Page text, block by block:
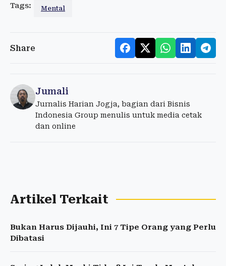
Tags: Mental
Share
Jumali
Jurnalis Harian Jogja, bagian dari Bisnis
Indonesia Group menulis untuk media cetak
dan online
Artikel Terkait
Bukan Harus Dijauhi, Ini 7 Tipe Orang yang Perlu
Dibatasi